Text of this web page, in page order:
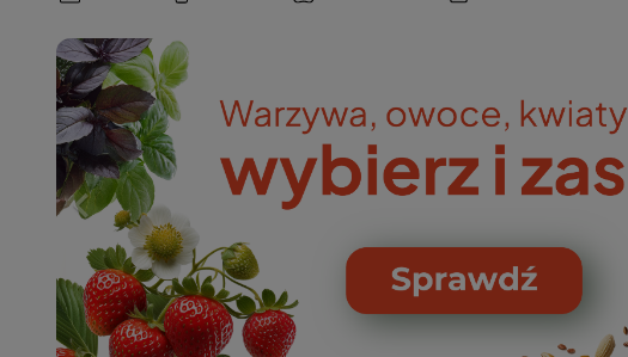
Artykuły dekoracyjne
Artykuły do pielęgnacji
Artykuły gospodarstwa domowego
Artykuły higieniczne
Artykuły jednorazowe
Artykuły opakowaniowe
Chemia gospodarcza
Chemia do architektury ogrodowej
Chemia do oczek wodnych
Doniczki i pojemniki
Odstraszacze owadów
Odstraszacze zwierząt
Nawozy i preparaty
Narzędzia ogrodnicze
Nasiona
Karmy i Przekąski dla Kotów
Chusteczki nawilżane
Zobacz wszystkie
Artykuły opakowaniowe
